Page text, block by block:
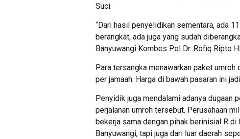
Suci.
“Dari hasil penyelidikan sementara, ada
berangkat, ada juga yang sudah
Banyuwangi Kombes Pol Dr. Rofiq Ripto
Para tersangka menawarkan paket umroh
per jamaah. Harga di bawah pasaran ini
Penyidik juga mendalami adanya dugaan
perjalanan umroh tersebut. Perusahaan
bekerja sama dengan pihak berinisial R di
Banyuwangi, tapi juga dari luar daerah